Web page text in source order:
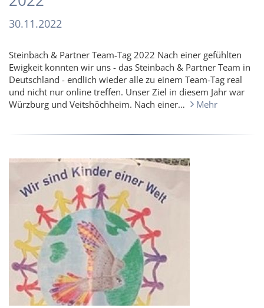
30.11.2022
Steinbach & Partner Team-Tag 2022 Nach einer gefühlten
Ewigkeit konnten wir uns - das Steinbach & Partner Team in
Deutschland - endlich wieder alle zu einem Team-Tag real
und nicht nur online treffen. Unser Ziel in diesem Jahr war
Würzburg und Veitshöchheim. Nach einer…
Mehr